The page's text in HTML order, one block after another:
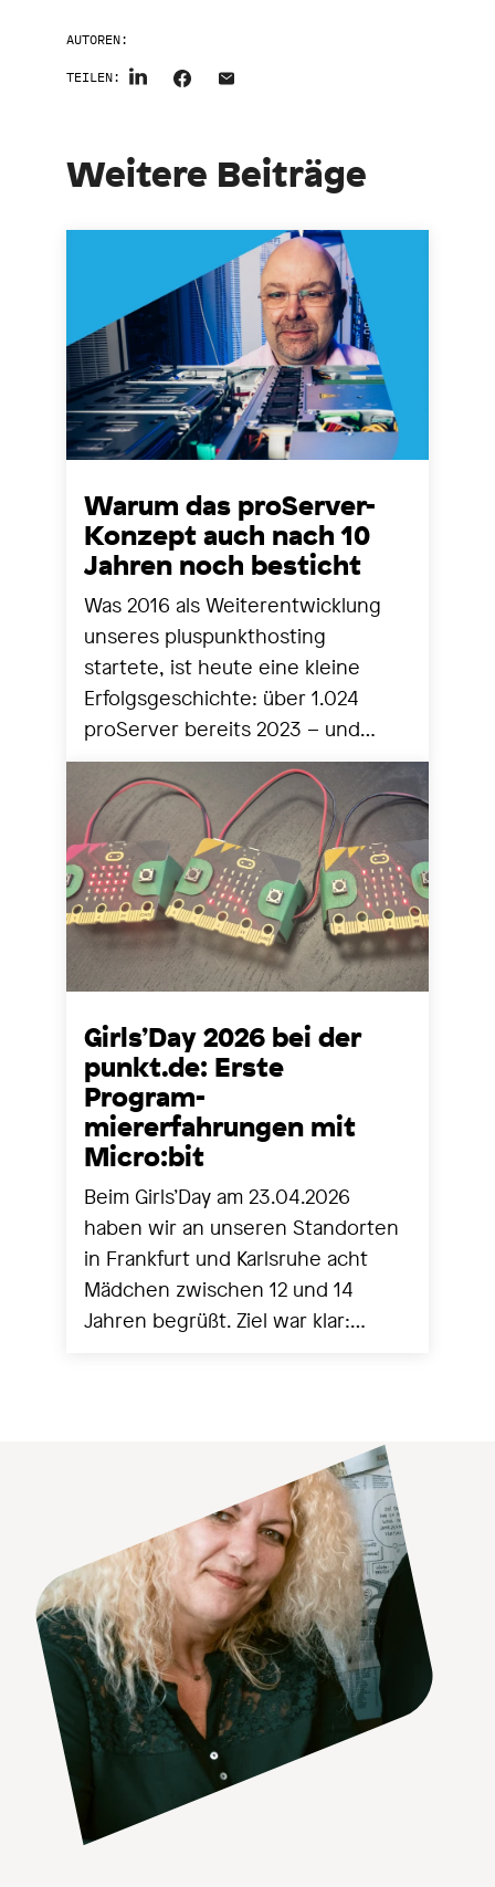
AUTOREN:
TEILEN:
Weitere Beiträge
Warum das proServer-
Konzept auch nach 10
Jahren noch besticht
Was 2016 als Weiterentwicklung
unseres pluspunkthosting
startete, ist heute eine kleine
Erfolgsgeschichte: über 1.024
proServer bereits 2023 – und
seither stetig mehr. Zeit für einen
Blick zurück und nach vorne.
Girls’Day 2026 bei der
punkt.de: Erste
Program-
miererfahrungen mit
Micro:bit
Beim Girls’Day am 23.04.2026
haben wir an unseren Standorten
in Frankfurt und Karlsruhe acht
Mädchen zwischen 12 und 14
Jahren begrüßt. Ziel war klar:
echte Erfolgserlebnisse schaffen.